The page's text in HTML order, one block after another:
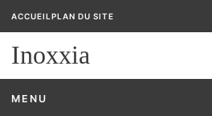
ACCUEIL PLAN DU SITE
Inoxxia
MENU